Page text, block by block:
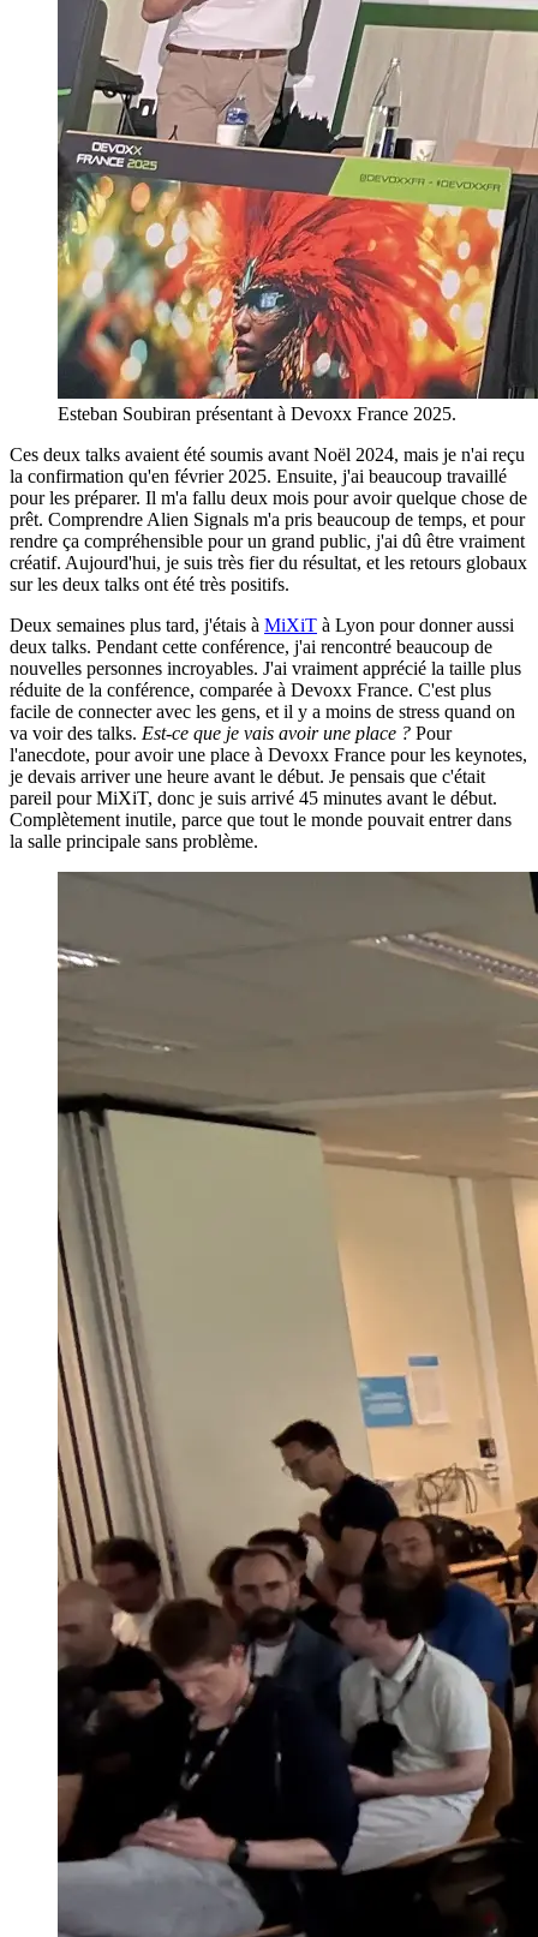
Esteban Soubiran présentant à Devoxx France 2025.
Ces deux talks avaient été soumis avant Noël 2024, mais je n'ai reçu
la confirmation qu'en février 2025. Ensuite, j'ai beaucoup travaillé
pour les préparer. Il m'a fallu deux mois pour avoir quelque chose de
prêt. Comprendre Alien Signals m'a pris beaucoup de temps, et pour
rendre ça compréhensible pour un grand public, j'ai dû être vraiment
créatif. Aujourd'hui, je suis très fier du résultat, et les retours globaux
sur les deux talks ont été très positifs.
Deux semaines plus tard, j'étais à MiXiT à Lyon pour donner aussi
deux talks. Pendant cette conférence, j'ai rencontré beaucoup de
nouvelles personnes incroyables. J'ai vraiment apprécié la taille plus
réduite de la conférence, comparée à Devoxx France. C'est plus
facile de connecter avec les gens, et il y a moins de stress quand on
va voir des talks. Est-ce que je vais avoir une place ? Pour
l'anecdote, pour avoir une place à Devoxx France pour les keynotes,
je devais arriver une heure avant le début. Je pensais que c'était
pareil pour MiXiT, donc je suis arrivé 45 minutes avant le début.
Complètement inutile, parce que tout le monde pouvait entrer dans
la salle principale sans problème.